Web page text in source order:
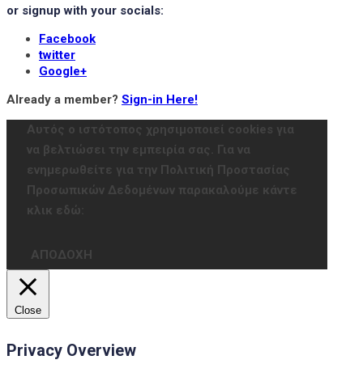
or signup with your socials:
Facebook
twitter
Google+
Already a member? Sign-in Here!
Αυτός ο ιστότοπος χρησιμοποιεί cookies για
να βελτιώσει την εμπειρία σας. Για να
ενημερωθείτε για την Πολιτική Προστασίας
Προσωπικών Δεδομένων παρακαλούμε κάντε
κλικ εδώ:
ΑΠΟΔΟΧΗ
Close
Privacy Overview